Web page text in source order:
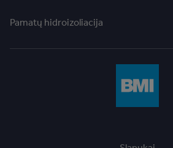
Pamatų hidroizoliacija